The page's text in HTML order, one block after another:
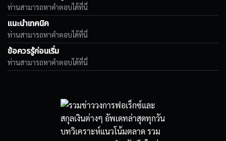
ท่านสามารถหาคำตอบได้ที่นี่
แนะนำเทคนิค
ท่านสามารถหาคำตอบได้ที่นี่
ข้อควรรู้ก่อนเริ่ม
ท่านสามารถหาคำตอบได้ที่นี่